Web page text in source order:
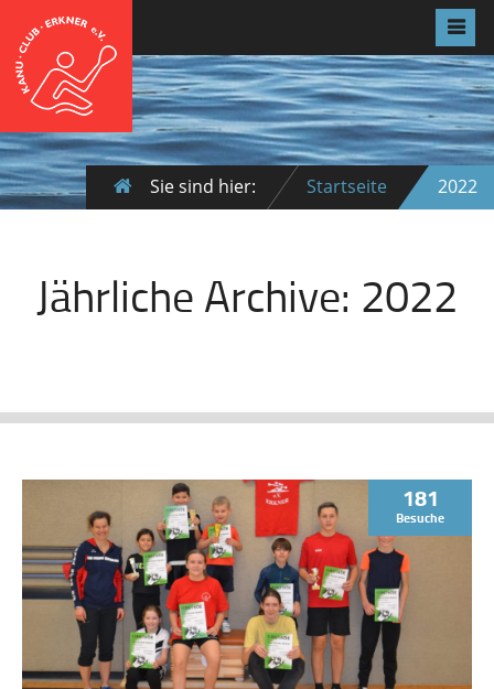
Sie sind hier: Startseite 2022
Jährliche Archive: 2022
181
Besuche